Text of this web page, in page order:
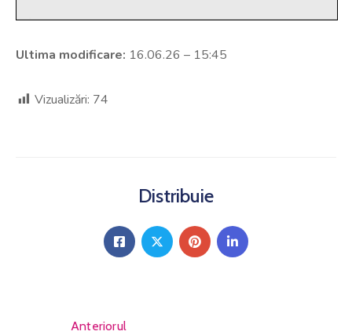
Ultima modificare: 16.06.26 – 15:45
Vizualizări: 74
Distribuie
Anteriorul